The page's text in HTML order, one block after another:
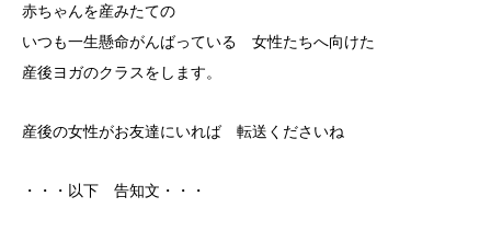
赤ちゃんを産みたての
いつも一生懸命がんばっている 女性たちへ向けた
産後ヨガのクラスをします。
産後の女性がお友達にいれば 転送くださいね
・・・以下 告知文・・・